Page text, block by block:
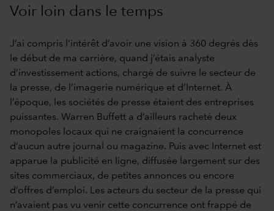
Voir loin dans le temps
J’ai compris l’intérêt d’avoir une vision à 360 degrés dès
le début de ma carrière, quand j’étais analyste
d’investissement actions, chargé de suivre le secteur de
la presse, de l’imagerie numérique et d’Internet. À
l’époque, les sociétés de presse étaient des entreprises
puissantes. Warren Buffett a d’ailleurs racheté deux
monopoles locaux qui ne craignaient la concurrence
d’aucun autre journal ou magazine. Puis avec Internet est
apparue la publicité en ligne, diffusée largement sur des
sites commerciaux, de petites annonces ou encore
d’offres d’emploi. Les acteurs du secteur de la presse qui
n’avaient pas vu venir cette concurrence ont frappé de